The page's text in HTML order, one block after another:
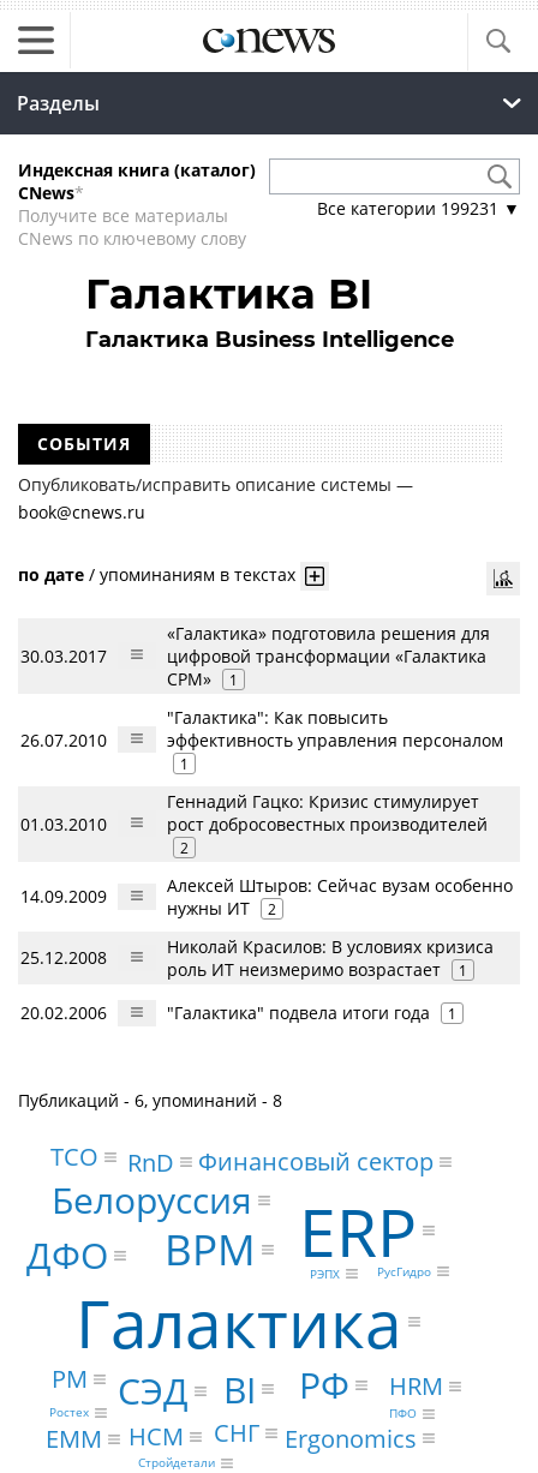
Разделы
Индексная книга (каталог)
CNews*
Получите все материалы
CNews по ключевому слову
Все категории 199231 ▼
Галактика BI
Галактика Business Intelligence
СОБЫТИЯ
Опубликовать/исправить описание системы —
book@cnews.ru
по дате / упоминаниям в текстах
30.03.2017
«Галактика» подготовила решения для
цифровой трансформации «Галактика
CPM»
1
26.07.2010
"Галактика": Как повысить
эффективность управления персоналом
1
01.03.2010
Геннадий Гацко: Кризис стимулирует
рост добросовестных производителей
2
14.09.2009
Алексей Штыров: Сейчас вузам особенно
нужны ИТ
2
25.12.2008
Николай Красилов: В условиях кризиса
роль ИТ неизмеримо возрастает
1
20.02.2006 "Галактика" подвела итоги года 1
Публикаций - 6, упоминаний - 8
Галактика
ERP
BPM
СЭД BI РФ
Белоруссия
ДФО
EMM HCM
PM
СНГ
Ergonomics
Финансовый сектор
HRM
RnD
TCO
Ростех
РЭПХ РусГидро
Стройдетали
ПФО